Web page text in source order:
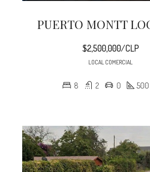
$2,500,000/CLP
LOCAL COMERCIAL
8 2 0 500